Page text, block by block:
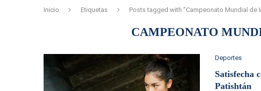
Inicio Etiquetas Posts tagged with "Campeonato Mundial de
CAMPEONATO
Deportes
Satisfecha
Patishtán